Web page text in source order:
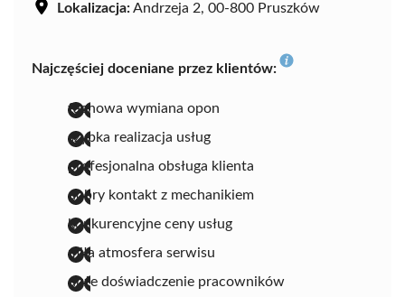
Lokalizacja:Andrzeja 2, 00-800 Pruszków
Najczęściej doceniane przez klientów:
fachowa wymiana opon
szybka realizacja usług
profesjonalna obsługa klienta
dobry kontakt z mechanikiem
konkurencyjne ceny usług
miła atmosfera serwisu
duże doświadczenie pracowników